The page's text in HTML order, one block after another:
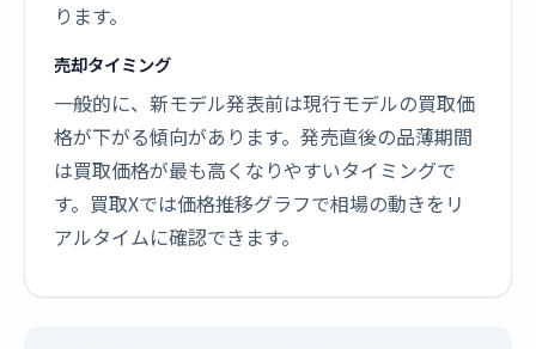
ります。
売却タイミング
一般的に、新モデル発表前は現行モデルの買取価
格が下がる傾向があります。発売直後の品薄期間
は買取価格が最も高くなりやすいタイミングで
す。買取Xでは価格推移グラフで相場の動きをリ
アルタイムに確認できます。